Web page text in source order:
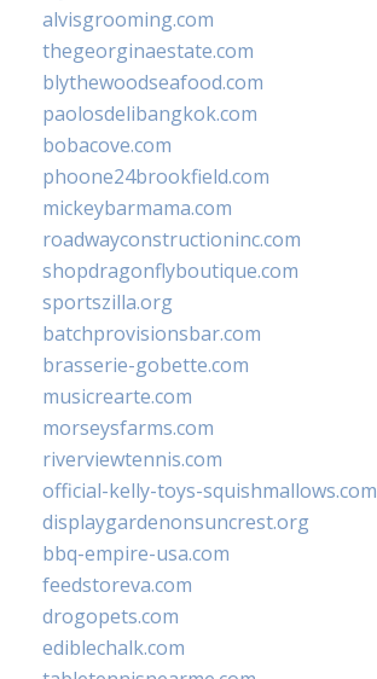
alvisgrooming.com
thegeorginaestate.com
blythewoodseafood.com
paolosdelibangkok.com
bobacove.com
phoone24brookfield.com
mickeybarmama.com
roadwayconstructioninc.com
shopdragonflyboutique.com
sportszilla.org
batchprovisionsbar.com
brasserie-gobette.com
musicrearte.com
morseysfarms.com
riverviewtennis.com
official-kelly-toys-squishmallows.com
displaygardenonsuncrest.org
bbq-empire-usa.com
feedstoreva.com
drogopets.com
ediblechalk.com